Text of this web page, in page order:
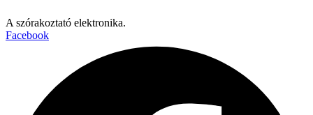
A szórakoztató elektronika.
Facebook